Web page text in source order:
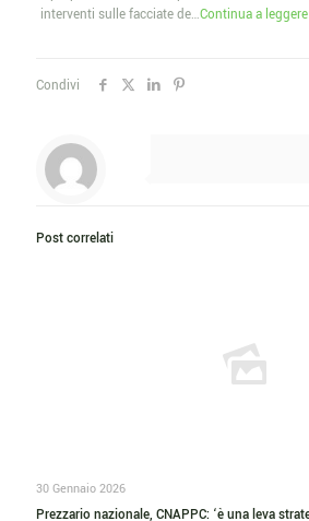
interventi sulle facciate de…Continua a
Condivi
Post correlati
30 Gennaio 2026
Prezzario nazionale, CNAPPC: ‘è una leva